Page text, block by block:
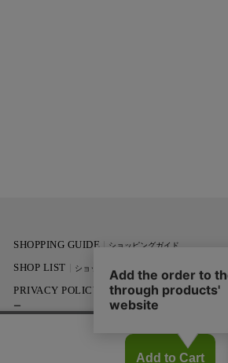
SHOPPING GUIDE ショッピングガイド
SHOP LIST ショップリスト
PRIVACY POLICY
プライバシーポリシ
ー